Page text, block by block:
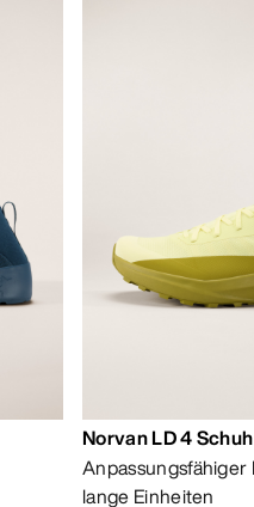
Norvan LD 4
lange Einheiten